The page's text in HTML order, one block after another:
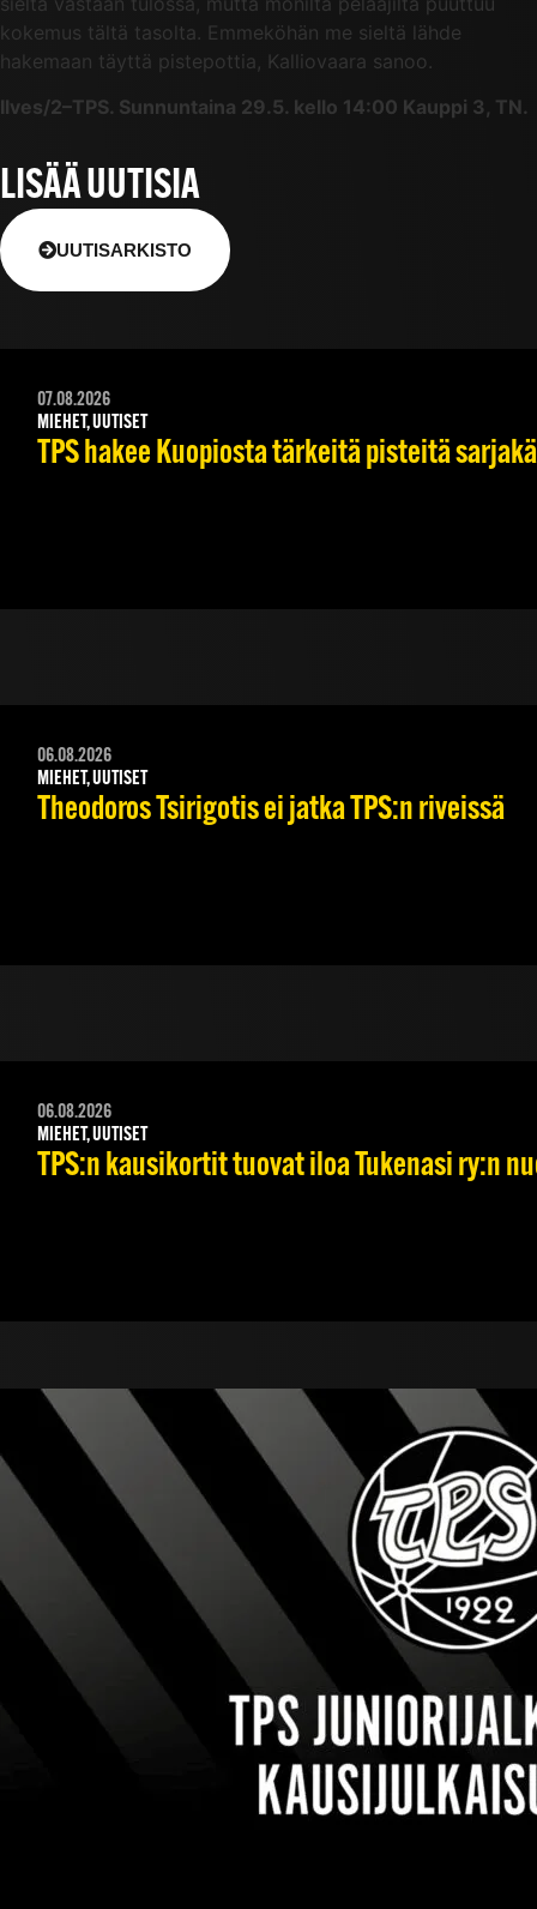
kokemus tältä tasolta. Emmeköhän me sieltä lähde
hakemaan täyttä pistepottia, Kalliovaara sanoo.
Ilves/2–TPS. Sunnuntaina 29.5. kello 14:00 Kauppi 3, TN.
LISÄÄ UUTISIA
UUTISARKISTO
07.08.2026
MIEHET, UUTISET
TPS hakee Kuopiosta tärkeitä pisteitä
06.08.2026
MIEHET, UUTISET
Theodoros Tsirigotis ei jatka TPS:n riveissä
06.08.2026
MIEHET, UUTISET
TPS:n kausikortit tuovat iloa Tukenasi ry:n